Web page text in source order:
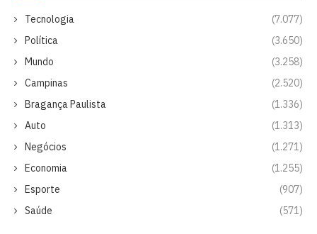
Tecnologia
(7.077)
Política
(3.650)
Mundo
(3.258)
Campinas
(2.520)
Bragança Paulista
(1.336)
Auto
(1.313)
Negócios
(1.271)
Economia
(1.255)
Esporte
(907)
Saúde
(571)